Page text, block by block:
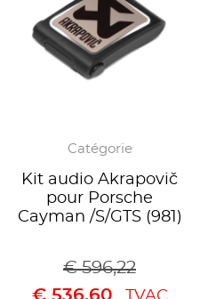
Catégorie
Kit audio Akrapovič
pour Porsche
Cayman /S/GTS (981)
€596,22
€536,60